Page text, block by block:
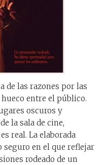
de las razones por las
entre el público.
oscuros y
la sala de cine,
real. La elaborada
en el que reflejar
rodeado de un